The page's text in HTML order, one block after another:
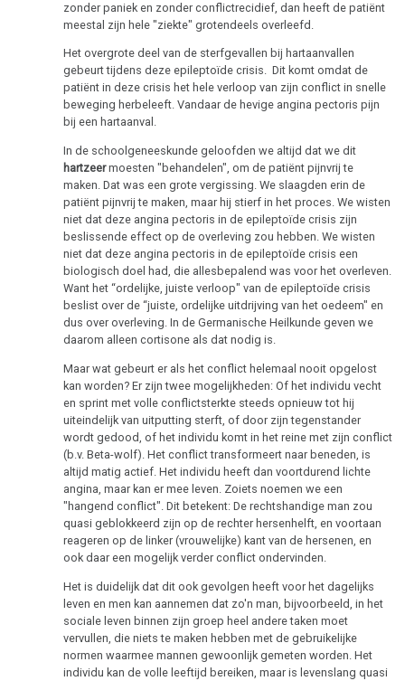
Metastasen
Tumormarker
Therapie
Studentenmädchen
Therapeutische
Statistieken
Volksgezondheid
zonder paniek en zonder conflictrecidief, dan heeft de patiënt
meestal zijn hele "ziekte" grotendeels overleefd.
Het overgrote deel van de sterfgevallen bij hartaanvallen
gebeurt tijdens deze epileptoïde crisis. Dit komt omdat de
patiënt in deze crisis het hele verloop van zijn conflict in snelle
beweging herbeleeft. Vandaar de hevige angina pectoris pijn
bij een hartaanval.
In de schoolgeneeskunde geloofden we altijd dat we dit
hartzeermoesten "behandelen", om de patiënt pijnvrij te
maken. Dat was een grote vergissing. We slaagden erin de
patiënt pijnvrij te maken, maar hij stierf in het proces. We wisten
niet dat deze angina pectoris in de epileptoïde crisis zijn
beslissende effect op de overleving zou hebben. We wisten
niet dat deze angina pectoris in de epileptoïde crisis een
biologisch doel had, die allesbepalend was voor het overleven.
Want het “ordelijke, juiste verloop" van de epileptoïde crisis
beslist over de “juiste, ordelijke uitdrijving van het oedeem" en
dus over overleving. In de Germanische Heilkunde geven we
daarom alleen cortisone als dat nodig is.
Maar wat gebeurt er als het conflict helemaal nooit opgelost
kan worden? Er zijn twee mogelijkheden: Of het individu vecht
en sprint met volle conflictsterkte steeds opnieuw tot hij
uiteindelijk van uitputting sterft, of door zijn tegenstander
wordt gedood, of het individu komt in het reine met zijn conflict
(b.v. Beta-wolf). Het conflict transformeert naar beneden, is
altijd matig actief. Het individu heeft dan voortdurend lichte
angina, maar kan er mee leven. Zoiets noemen we een
"hangend conflict". Dit betekent: De rechtshandige man zou
quasi geblokkeerd zijn op de rechter hersenhelft, en voortaan
reageren op de linker (vrouwelijke) kant van de hersenen, en
ook daar een mogelijk verder conflict ondervinden.
Het is duidelijk dat dit ook gevolgen heeft voor het dagelijks
leven en men kan aannemen dat zo'n man, bijvoorbeeld, in het
sociale leven binnen zijn groep heel andere taken moet
vervullen, die niets te maken hebben met de gebruikelijke
normen waarmee mannen gewoonlijk gemeten worden. Het
individu kan de volle leeftijd bereiken, maar is levenslang quasi